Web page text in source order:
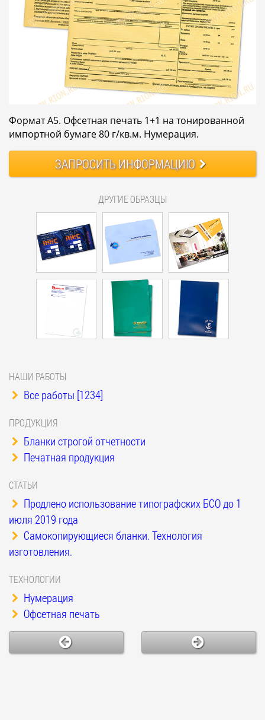
Формат А5. Офсетная печать 1+1 на тонированной
импортной бумаге 80 г/кв.м. Нумерация.
ЗАПРОСИТЬИНФОРМАЦИЮ
ДРУГИЕ ОБРАЗЦЫ
НАШИ РАБОТЫ
Все работы [1234]
ПРОДУКЦИЯ
Бланки строгой отчетности
Печатная продукция
СТАТЬИ
Продлено использование типографских БСО до 1
июля 2019 года
Самокопирующиеся бланки. Технология
изготовления.
ТЕХНОЛОГИИ
Нумерация
Офсетная печать